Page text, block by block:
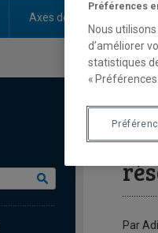
Axes de recherche
Par
Préférences
Nous
d’améliorer
statistiques
« Préférences